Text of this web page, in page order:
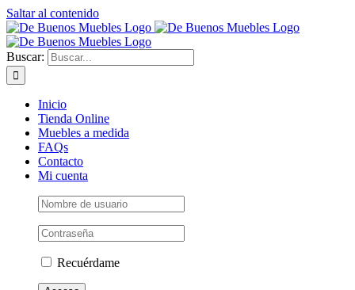
Saltar al contenido
Buscar:
Inicio
Tienda Online
Muebles a medida
FAQs
Contacto
Mi cuenta
Recuérdame